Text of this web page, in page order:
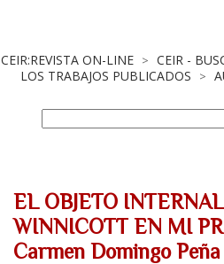
CEIR:REVISTA ON-LINE > CEIR -
LOS TRABAJOS PUBLICADOS >
EL OBJETO
WINNICOTT EN MI
Carmen Domingo Peña